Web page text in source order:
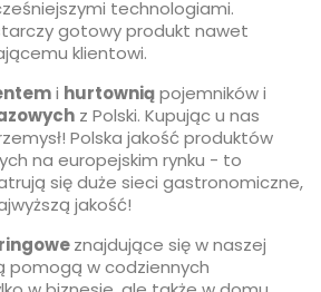
technologiami.
gotowy produkt nawet
klientowi.
i hurtowniąpojemników i
z Polski. Kupując u nas
Polska jakość produktów
na europejskim rynku - to
się duże sieci gastronomiczne,
jakość!
znajdujące się w naszej
pomogą w codziennych